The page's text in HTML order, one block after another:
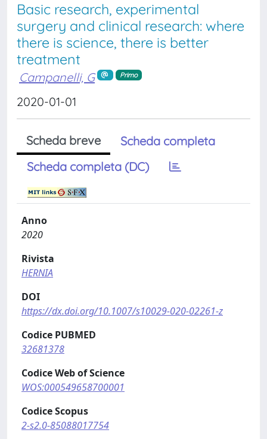
Basic research, experimental
surgery and clinical research: where
there is science, there is better
treatment
Campanelli, G Primo
2020-01-01
Scheda breve
Scheda completa
Scheda completa (DC)
Anno
2020
Rivista
HERNIA
DOI
https://dx.doi.org/10.1007/s10029-020-02261-z
Codice PUBMED
32681378
Codice Web of Science
WOS:000549658700001
Codice Scopus
2-s2.0-85088017754